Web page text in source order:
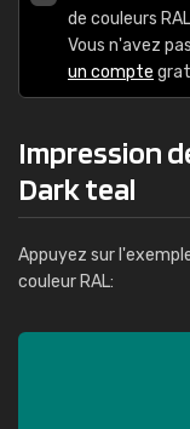
de couleurs
Vous n'avez
un compte
Impression
Dark teal
Appuyez sur
couleur RAL: